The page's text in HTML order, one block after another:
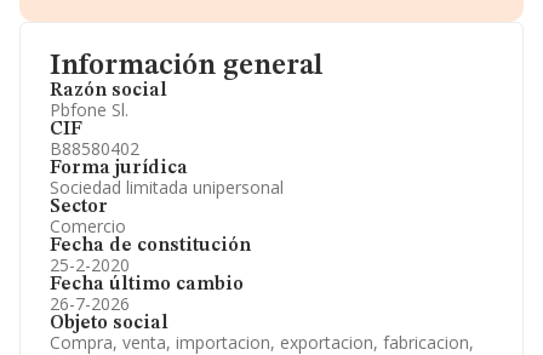
Información general
Razón social
Pbfone Sl.
CIF
B88580402
Forma jurídica
Sociedad limitada unipersonal
Sector
Comercio
Fecha de constitución
25-2-2020
Fecha último cambio
26-7-2026
Objeto social
Compra, venta, importacion, exportacion, fabricacion,
Información oficial y registral complementaria.